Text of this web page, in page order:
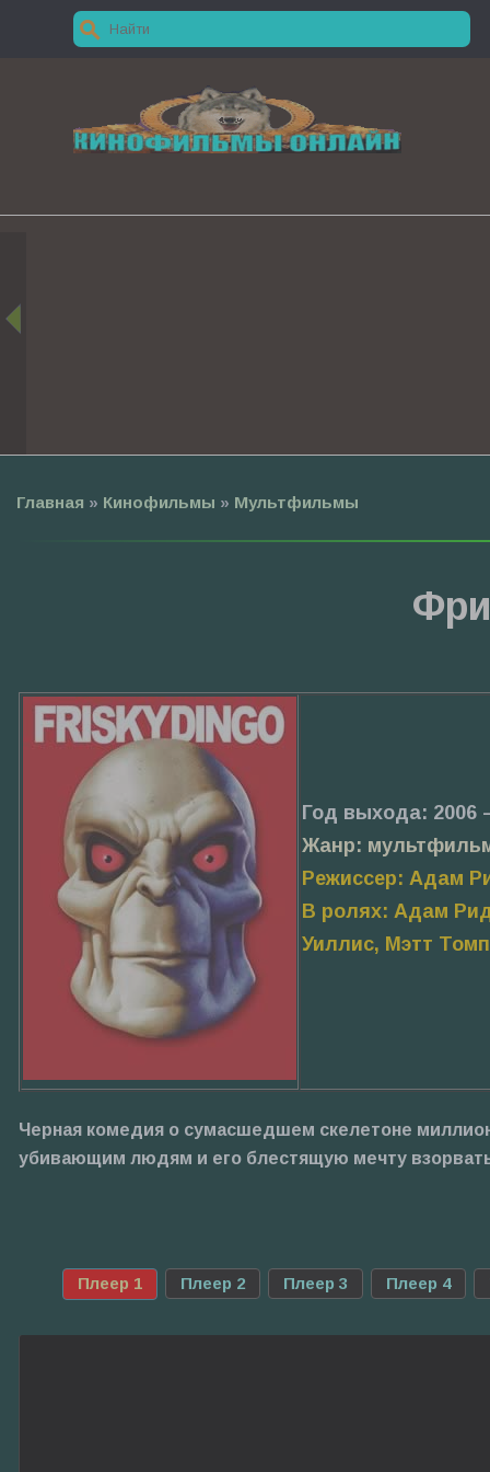
Главная » Кинофильмы » Мультфильмы
Год выхода: 2006
Жанр:
Режиссер: Адам
В ролях: Адам
Уиллис, Мэтт
Черная комедия о сумасшедшем скелетоне
убивающим людям и его блестящую мечту
Плеер 1 Плеер 2 Плеер 3 Плеер 4